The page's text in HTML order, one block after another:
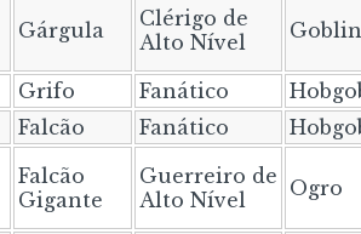
Gárgula
Clérigo de
Alto Nível
Goblin
Grifo Fanático
Falcão Fanático
Falcão
Gigante
Guerreiro de
Alto Nível
Ogro